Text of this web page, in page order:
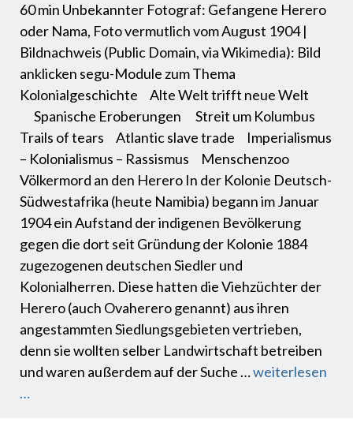
60 min Unbekannter Fotograf: Gefangene Herero
oder Nama, Foto vermutlich vom August 1904 |
Bildnachweis (Public Domain, via Wikimedia): Bild
anklicken segu-Module zum Thema
Kolonialgeschichte Alte Welt trifft neue Welt
Spanische Eroberungen Streit um Kolumbus
Trails of tears Atlantic slave trade Imperialismus
– Kolonialismus – Rassismus Menschenzoo
Völkermord an den Herero In der Kolonie Deutsch-
Südwestafrika (heute Namibia) begann im Januar
1904 ein Aufstand der indigenen Bevölkerung
gegen die dort seit Gründung der Kolonie 1884
zugezogenen deutschen Siedler und
Kolonialherren. Diese hatten die Viehzüchter der
Herero (auch Ovaherero genannt) aus ihren
angestammten Siedlungsgebieten vertrieben,
denn sie wollten selber Landwirtschaft betreiben
und waren außerdem auf der Suche …weiterlesen
…